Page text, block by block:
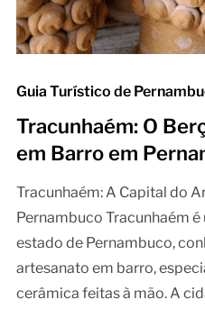
Guia Turístico de
Tracunhaém: O
em Barro em
Tracunhaém: A Capital do
Pernambuco Tracunhaém
estado de Pernambuco,
artesanato em barro,
cerâmica feitas à mão. A